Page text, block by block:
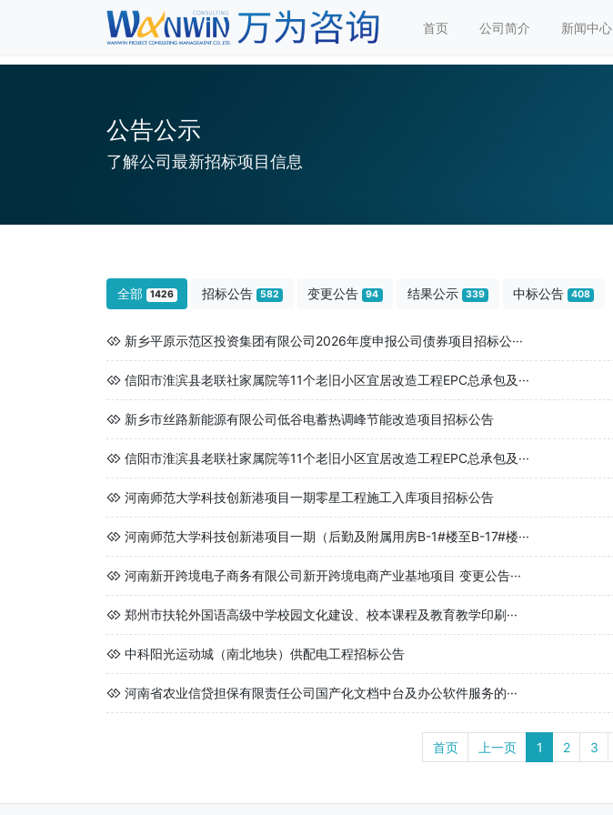
首页 公司简介 新闻中心
公告公示
了解公司最新招标项目信息
全部 1426 招标公告 582 变更公告 94 结果公示 339 中标公告 408
新乡平原示范区投资集团有限公司2026年度申报公司债券项目招标公···
信阳市淮滨县老联社家属院等11个老旧小区宜居改造工程EPC总承包及···
新乡市丝路新能源有限公司低谷电蓄热调峰节能改造项目招标公告
信阳市淮滨县老联社家属院等11个老旧小区宜居改造工程EPC总承包及···
河南师范大学科技创新港项目一期零星工程施工入库项目招标公告
河南师范大学科技创新港项目一期（后勤及附属用房B-1#楼至B-17#楼···
河南新开跨境电子商务有限公司新开跨境电商产业基地项目 变更公告···
郑州市扶轮外国语高级中学校园文化建设、校本课程及教育教学印刷···
中科阳光运动城（南北地块）供配电工程招标公告
河南省农业信贷担保有限责任公司国产化文档中台及办公软件服务的···
首页 上一页 1 2 3